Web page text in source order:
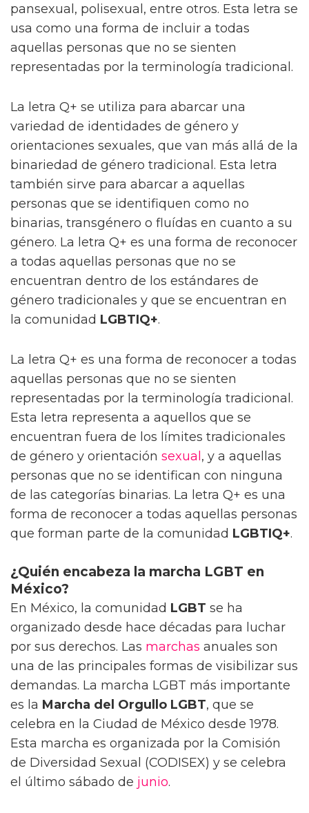
pansexual, polisexual, entre otros. Esta letra se
usa como una forma de incluir a todas
aquellas personas que no se sienten
representadas por la terminología tradicional.
La letra Q+ se utiliza para abarcar una
variedad de identidades de género y
orientaciones sexuales, que van más allá de la
binariedad de género tradicional. Esta letra
también sirve para abarcar a aquellas
personas que se identifiquen como no
binarias, transgénero o fluídas en cuanto a su
género. La letra Q+ es una forma de reconocer
a todas aquellas personas que no se
encuentran dentro de los estándares de
género tradicionales y que se encuentran en
la comunidad LGBTIQ+.
La letra Q+ es una forma de reconocer a todas
aquellas personas que no se sienten
representadas por la terminología tradicional.
Esta letra representa a aquellos que se
encuentran fuera de los límites tradicionales
de género y orientación sexual , y a aquellas
personas que no se identifican con ninguna
de las categorías binarias. La letra Q+ es una
forma de reconocer a todas aquellas personas
que forman parte de la comunidad LGBTIQ+.
¿Quién encabeza la marcha LGBT en
México?
En México, la comunidad LGBT se ha
organizado desde hace décadas para luchar
por sus derechos. Las marchas anuales son
una de las principales formas de visibilizar sus
demandas. La marcha LGBT más importante
es la Marcha del Orgullo LGBT, que se
celebra en la Ciudad de México desde 1978.
Esta marcha es organizada por la Comisión
de Diversidad Sexual (CODISEX) y se celebra
el último sábado de junio.